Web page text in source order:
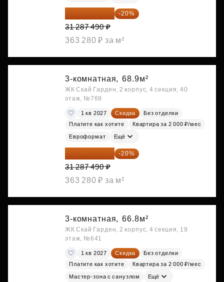
25 029 992 ₽ -20%
31 287 490 ₽
363 280 ₽ за м²
3-комнатная, 68.9м²
ЖК Скай Гарден, 2 корпус, 4 секция, 40
этаж, №769
1 кв 2027 Скидка
Без отделки
Платите как хотите
Квартира за 2 000 ₽/мес
Евроформат Ещё
25 029 992 ₽ -20%
31 287 490 ₽
363 280 ₽ за м²
3-комнатная, 66.8м²
ЖК Скай Гарден, 2 корпус, 4 секция, 19
этаж, №641
1 кв 2027 Скидка
Без отделки
Платите как хотите
Квартира за 2 000 ₽/мес
Мастер-зона с санузлом Ещё